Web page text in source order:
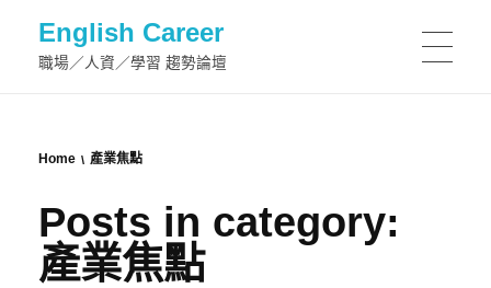
English Career
職場／人資／學習 趨勢論壇
Home 產業焦點
Posts in category:
產業焦點